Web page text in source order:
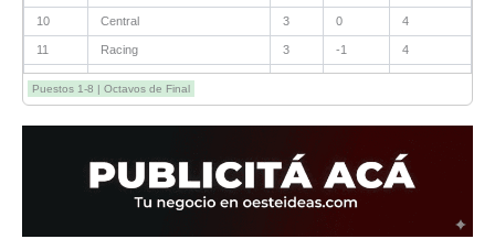
10 Central 3 0 4
11 Racing 3 -1 4
12 Estudiantes RC 3 -2 4
13 Sarmiento 3 -1 3
River -3 0
Puestos 1-8 | Octavos de Final